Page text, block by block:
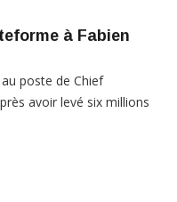
à Fabien
poste de Chief
avoir levé six millions